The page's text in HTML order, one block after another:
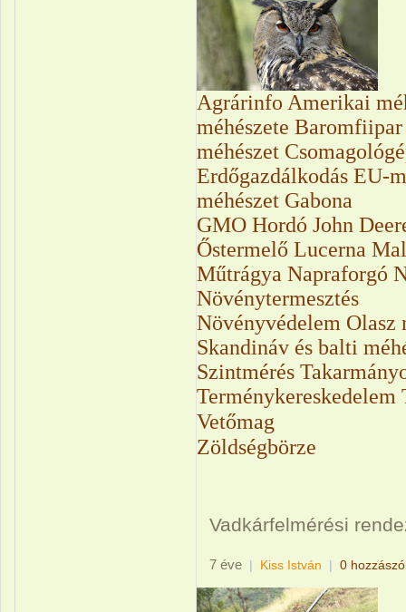
Agrárinfo Amerikai
méhészete Baromfiipar
méhészet
Erdőgazdálkodás EU-
méhészet Gabona
GMO Hordó John
Őstermelő Lucerna
Műtrágya Napraforgó
Növénytermesztés
Növényvédelem Olasz
Skandináv és balti
Szintmérés
Terménykereskedelem
Vetőmag
Zöldségbörze
Vadkárfelmérési
7 éve | Kiss István | 0